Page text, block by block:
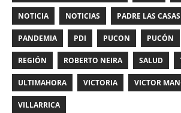
NOTICIA NOTICIAS PADRE LAS CASAS
PANDEMIA PDI PUCON PUCÓN
REGIÓN ROBERTO NEIRA SALUD
ULTIMAHORA VICTORIA VICTOR
VILLARRICA